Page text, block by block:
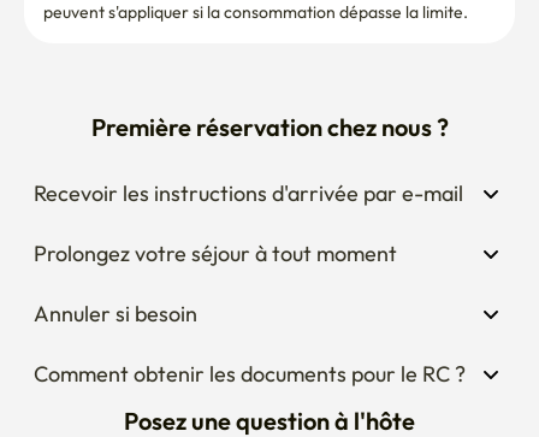
peuvent s'appliquer si la consommation dépasse la limite.
Première réservation chez nous ?
Recevoir les instructions d'arrivée par e-mail
Prolongez votre séjour à tout moment
Annuler si besoin
Comment obtenir les documents pour le RC ?
Posez une question à l'hôte